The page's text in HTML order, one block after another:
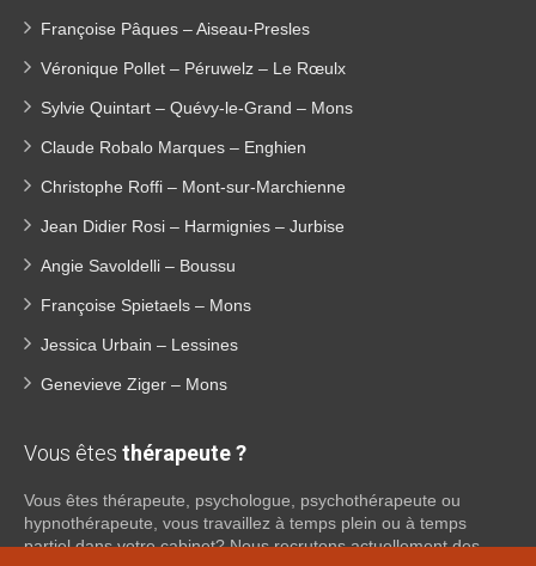
Françoise Pâques – Aiseau-Presles
Véronique Pollet – Péruwelz – Le Rœulx
Sylvie Quintart – Quévy-le-Grand – Mons
Claude Robalo Marques – Enghien
Christophe Roffi – Mont-sur-Marchienne
Jean Didier Rosi – Harmignies – Jurbise
Angie Savoldelli – Boussu
Françoise Spietaels – Mons
Jessica Urbain – Lessines
Genevieve Ziger – Mons
Vous êtes thérapeute ?
Vous êtes thérapeute, psychologue, psychothérapeute ou
hypnothérapeute, vous travaillez à temps plein ou à temps
partiel dans votre cabinet? Nous recrutons actuellement des